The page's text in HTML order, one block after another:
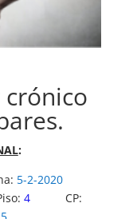
:
5-2-2020
4
CP: